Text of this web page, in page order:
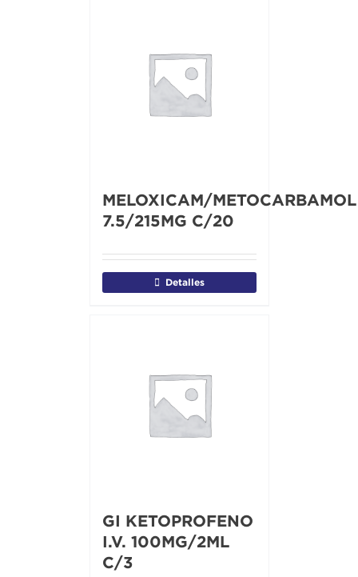
MELOXICAM/METOCARBAMOL
7.5/215MG C/20
Detalles
GI KETOPROFENO
I.V. 100MG/2ML
C/3